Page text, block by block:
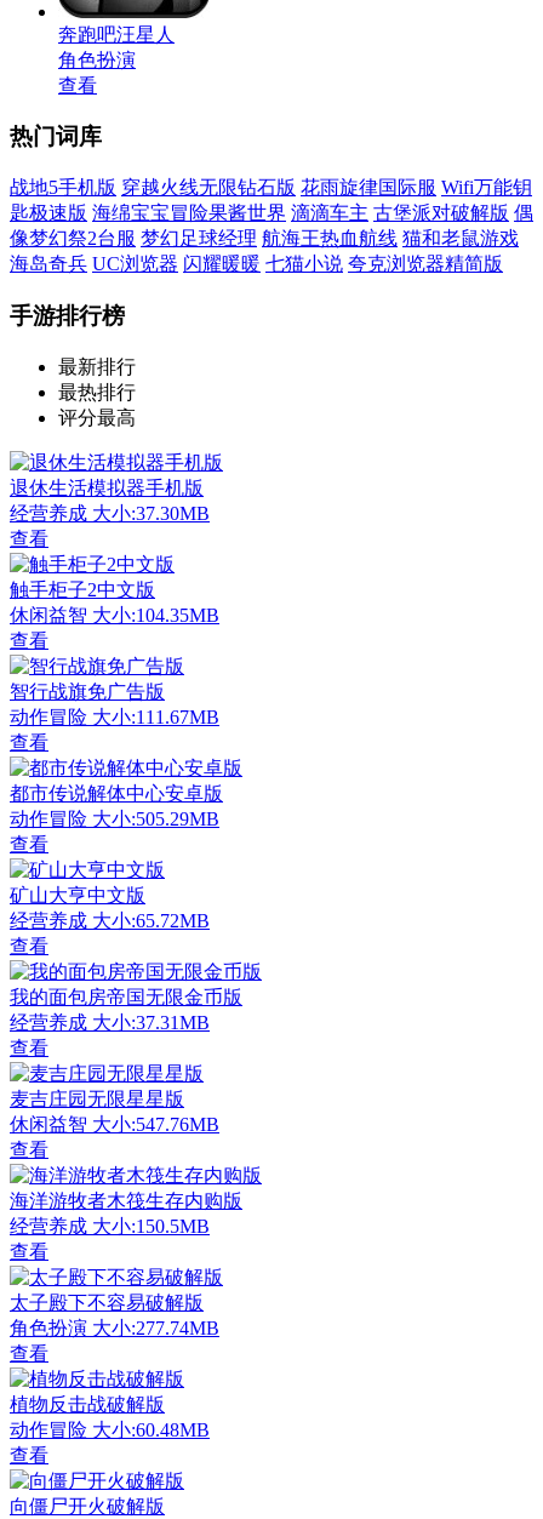
奔跑吧汪星人
角色扮演
查看
热门词库
战地5手机版 穿越火线无限钻石版 花雨旋律国际服 Wifi万能钥
匙极速版 海绵宝宝冒险果酱世界 滴滴车主 古堡派对破解版 偶
像梦幻祭2台服 梦幻足球经理 航海王热血航线 猫和老鼠游戏
海岛奇兵 UC浏览器 闪耀暖暖 七猫小说 夸克浏览器精简版
手游排行榜
最新排行
最热排行
评分最高
退休生活模拟器手机版
经营养成 大小:37.30MB
查看
触手柜子2中文版
休闲益智 大小:104.35MB
查看
智行战旗免广告版
动作冒险 大小:111.67MB
查看
都市传说解体中心安卓版
动作冒险 大小:505.29MB
查看
矿山大亨中文版
经营养成 大小:65.72MB
查看
我的面包房帝国无限金币版
经营养成 大小:37.31MB
查看
麦吉庄园无限星星版
休闲益智 大小:547.76MB
查看
海洋游牧者木筏生存内购版
经营养成 大小:150.5MB
查看
太子殿下不容易破解版
角色扮演 大小:277.74MB
查看
植物反击战破解版
动作冒险 大小:60.48MB
查看
向僵尸开火破解版